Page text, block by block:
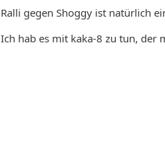
Ralli gegen Shoggy ist natürlich
Ich hab es mit kaka-8 zu tun, der